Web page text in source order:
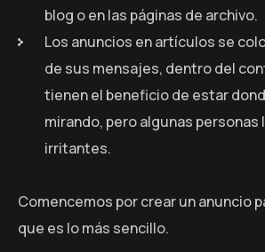
blog o en las páginas de archivo.
Los anuncios en artículos se
de sus mensajes, dentro del
tienen el beneficio de estar
mirando, pero algunas
irritantes.
Comencemos por crear un anuncio
que es lo más sencillo.